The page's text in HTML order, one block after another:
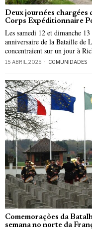
Deux journées chargées
Corps Expéditionnaire
Les samedi 12 et dimanche
anniversaire de la Bataille de
concentraient sur un jour à
15 ABRIL, 2025 COMUNIDADES
Comemorações da
semana no norte da